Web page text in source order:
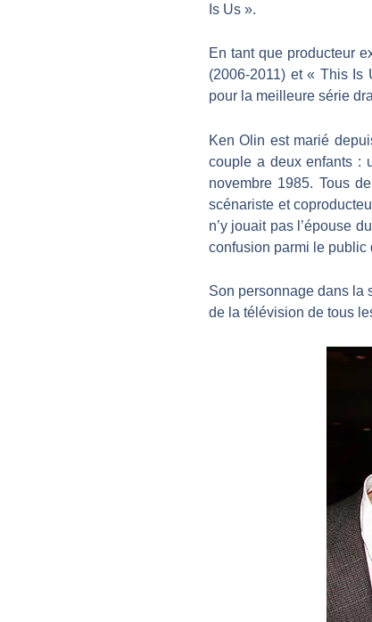
Is Us ».
En tant que producteur
(2006-2011) et « This Is
pour la meilleure série
Ken Olin est marié
couple a deux enfants :
novembre 1985. Tous
scénariste et
n’y jouait pas l’épouse
confusion parmi le public
Son personnage dans la
de la télévision de tous